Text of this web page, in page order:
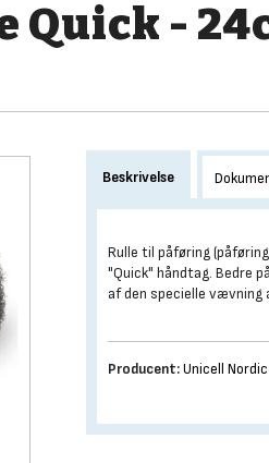
Quick -
Beskrivelse
Rulle til påføring
"Quick" håndtag. Bedre
af den specielle vævning
Producent:Unicell Nordic